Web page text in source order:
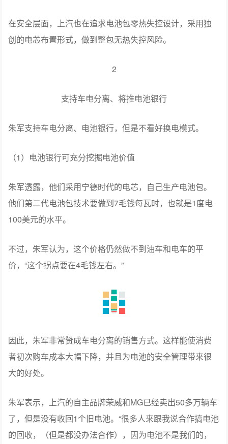
在安全层面，上汽也在追求电池包零热失控设计，采用独
创的电芯布置形式，做到整包无热失控风险。
2
支持车电分离、将推电池银行
朱军支持车电分离、电池银行，但是不看好换电模式。
（1）电池银行可充分挖掘电池价值
朱军透露，他们采用宁德时代的电芯，自己生产电池包。
他们第二代电池包技术要做到7毛钱每瓦时，也就是1度电
100美元的水平。
不过，朱军认为，这个价格仍然做不到油车和电车的平
价，“这个拐点要在4毛钱左右。”
因此，朱军非常赞成车电分离的销售方式。这样能使消费
者初次购车成本大幅下降，并且为电池的安全管理带来很
大的好处。
朱军表示，上汽的自主品牌荣威和MG已经卖出50多万辆车
了，但是没有收回1个旧电池。“很多人来跟我说合作搞电池
的回收，（但是都没办法合作），因为电池不是我们的，